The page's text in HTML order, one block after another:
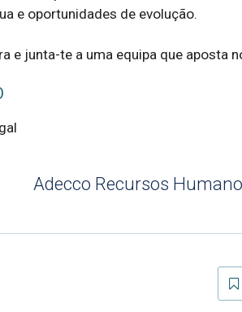
e junta-te a uma equipa que aposta
Adecco Recursos